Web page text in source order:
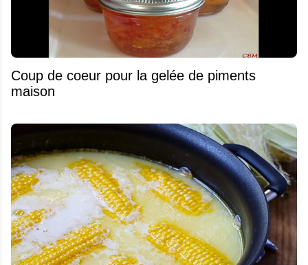
Coup de coeur pour la gelée de piments
maison